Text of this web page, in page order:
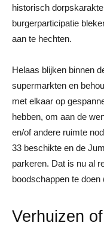
historisch
burgerparticipatie
aan te hechten.
Helaas blijken binnen
supermarkten en
met elkaar op
hebben, om aan de
en/of andere ruimte
33 beschikte en de
parkeren. Dat is nu al
boodschappen te
Verhuizen